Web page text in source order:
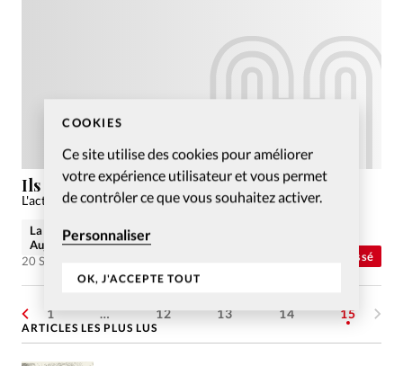
COOKIES
Ce site utilise des cookies pour améliorer
votre expérience utilisateur et vous permet
de contrôler ce que vous souhaitez activer.
Personnaliser
OK, J'ACCEPTE TOUT
Non classé
Ils font l’actualité
L'actualité du mois de ce mois au travers de quelques people
La rédaction de Christianisme
Aujourd'hui
20 Sep 2010
1 … 12 13 14 15
ARTICLES LES PLUS LUS